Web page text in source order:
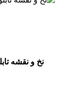
نخ و نقشه